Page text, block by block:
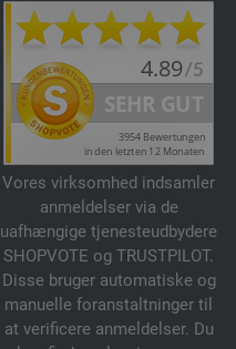
Vores virksomhed indsamler
anmeldelser via de
uafhængige tjenesteudbydere
SHOPVOTE og TRUSTPILOT.
Disse bruger automatiske og
manuelle foranstaltninger til
at verificere anmeldelser. Du